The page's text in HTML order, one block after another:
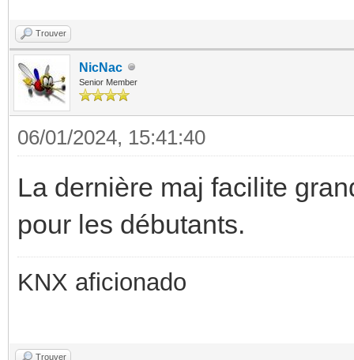
Trouver
NicNac
Senior Member
06/01/2024, 15:41:40
La dernière maj facilite
pour les débutants.
KNX aficionado
Trouver